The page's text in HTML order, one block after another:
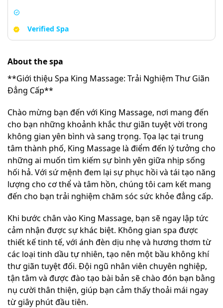
Verified Spa
About the spa
**Giới thiệu Spa King Massage: Trải Nghiệm Thư Giãn
Đẳng Cấp**
Chào mừng bạn đến với King Massage, nơi mang đến
cho bạn những khoảnh khắc thư giãn tuyệt vời trong
không gian yên bình và sang trọng. Tọa lạc tại trung
tâm thành phố, King Massage là điểm đến lý tưởng cho
những ai muốn tìm kiếm sự bình yên giữa nhịp sống
hối hả. Với sứ mệnh đem lại sự phục hồi và tái tạo năng
lượng cho cơ thể và tâm hồn, chúng tôi cam kết mang
đến cho bạn trải nghiệm chăm sóc sức khỏe đẳng cấp.
Khi bước chân vào King Massage, bạn sẽ ngay lập tức
cảm nhận được sự khác biệt. Không gian spa được
thiết kế tinh tế, với ánh đèn dịu nhẹ và hương thơm từ
các loại tinh dầu tự nhiên, tạo nên một bầu không khí
thư giãn tuyệt đối. Đội ngũ nhân viên chuyên nghiệp,
tận tâm và được đào tạo bài bản sẽ chào đón bạn bằng
nụ cười thân thiện, giúp bạn cảm thấy thoải mái ngay
từ giây phút đầu tiên.